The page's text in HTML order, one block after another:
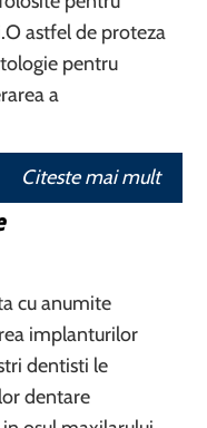
astfel de proteza
pentru
a
Citeste mai mult
cu anumite
implanturilor
dentisti le
dentare